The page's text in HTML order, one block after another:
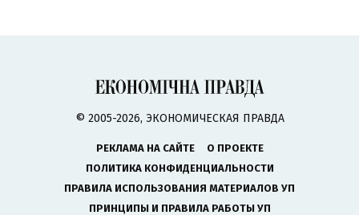
© 2005-2026, ЭКОНОМИЧЕСКАЯ ПРАВДА
РЕКЛАМА НА САЙТЕ
О ПРОЕКТЕ
ПОЛИТИКА КОНФИДЕНЦИАЛЬНОСТИ
ПРАВИЛА ИСПОЛЬЗОВАНИЯ МАТЕРИАЛОВ УП
ПРИНЦИПЫ И ПРАВИЛА РАБОТЫ УП